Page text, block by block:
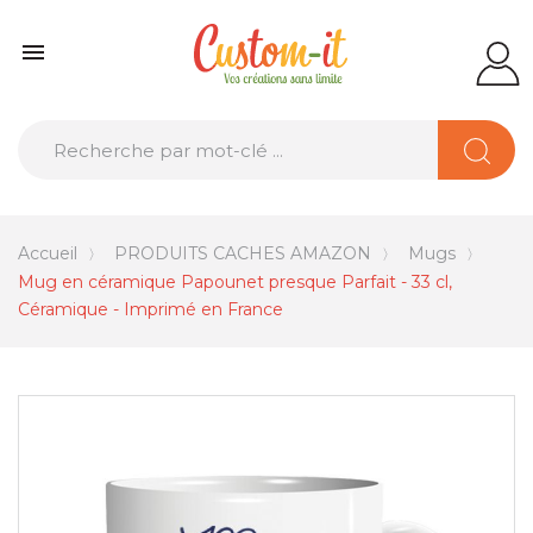

Accueil PRODUITS CACHES AMAZON
Mugs
Mug en céramique Papounet presque Parfait - 33 cl,
Céramique - Imprimé en France